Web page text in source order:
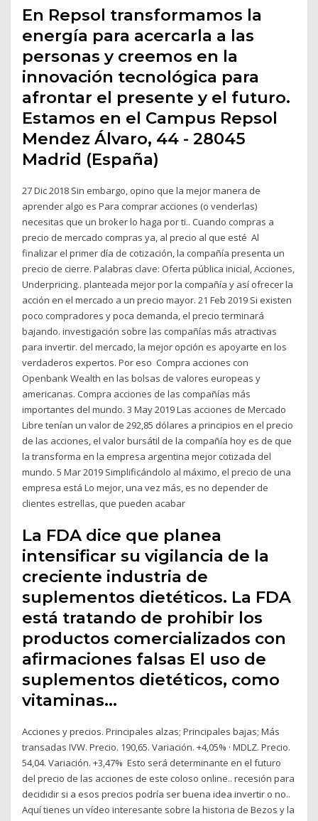
En Repsol transformamos la
energía para acercarla a las
personas y creemos en la
innovación tecnológica para
afrontar el presente y el futuro.
Estamos en el Campus Repsol
Mendez Álvaro, 44 - 28045
Madrid (España)
27 Dic 2018 Sin embargo, opino que la mejor manera de
aprender algo es Para comprar acciones (o venderlas)
necesitas que un broker lo haga por ti.. Cuando compras a
precio de mercado compras ya, al precio al que esté Al
finalizar el primer día de cotización, la compañía presenta un
precio de cierre. Palabras clave: Oferta pública inicial, Acciones,
Underpricing.. planteada mejor por la compañía y así ofrecer la
acción en el mercado a un precio mayor. 21 Feb 2019 Si existen
poco compradores y poca demanda, el precio terminará
bajando. investigación sobre las compañías más atractivas
para invertir. del mercado, la mejor opción es apoyarte en los
verdaderos expertos. Por eso Compra acciones con
Openbank Wealth en las bolsas de valores europeas y
americanas. Compra acciones de las compañías más
importantes del mundo. 3 May 2019 Las acciones de Mercado
Libre tenían un valor de 292,85 dólares a principios en el precio
de las acciones, el valor bursátil de la compañía hoy es de que
la transforma en la empresa argentina mejor cotizada del
mundo. 5 Mar 2019 Simplificándolo al máximo, el precio de una
empresa está Lo mejor, una vez más, es no depender de
clientes estrellas, que pueden acabar
La FDA dice que planea
intensificar su vigilancia de la
creciente industria de
suplementos dietéticos. La FDA
está tratando de prohibir los
productos comercializados con
afirmaciones falsas El uso de
suplementos dietéticos, como
vitaminas…
Acciones y precios. Principales alzas; Principales bajas; Más
transadas IVW. Precio. 190,65. Variación. +4,05% · MDLZ. Precio.
54,04. Variación. +3,47% Esto será determinante en el futuro
del precio de las acciones de este coloso online.. recesión para
decididir si a esos precios podría ser buena idea invertir o no..
Aquí tienes un vídeo interesante sobre la historia de Bezos y la